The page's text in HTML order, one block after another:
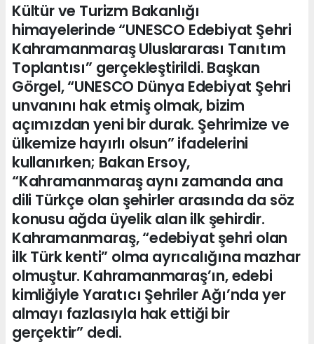
Kültür ve Turizm Bakanlığı
himayelerinde “UNESCO Edebiyat Şehri
Kahramanmaraş Uluslararası Tanıtım
Toplantısı” gerçekleştirildi. Başkan
Görgel, “UNESCO Dünya Edebiyat Şehri
unvanını hak etmiş olmak, bizim
açımızdan yeni bir durak. Şehrimize ve
ülkemize hayırlı olsun” ifadelerini
kullanırken; Bakan Ersoy,
“Kahramanmaraş aynı zamanda ana
dili Türkçe olan şehirler arasında da söz
konusu ağda üyelik alan ilk şehirdir.
Kahramanmaraş, “edebiyat şehri olan
ilk Türk kenti” olma ayrıcalığına mazhar
olmuştur. Kahramanmaraş’ın, edebi
kimliğiyle Yaratıcı Şehriler Ağı’nda yer
almayı fazlasıyla hak ettiği bir
gerçektir” dedi.